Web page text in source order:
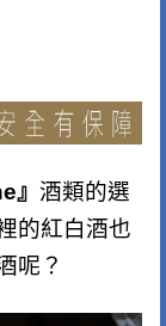
』 酒類的選
的紅白酒也
呢？